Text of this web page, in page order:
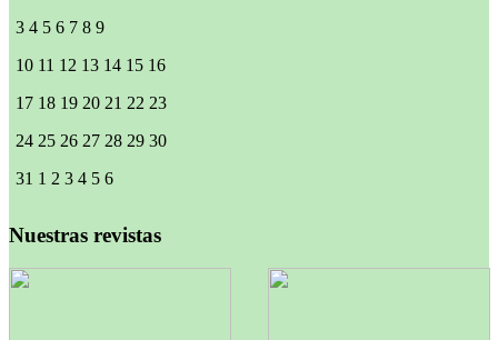
3 4 5 6 7 8 9
10 11 12 13 14 15 16
17 18 19 20 21 22 23
24 25 26 27 28 29 30
31 1 2 3 4 5 6
Nuestras revistas